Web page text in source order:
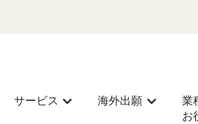
サービス
サービスのサブメニューを
海外出願
海外出願
業
お